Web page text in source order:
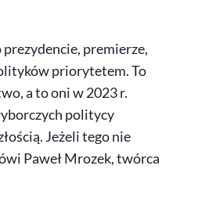
premierze,
priorytetem. To
a to oni w 2023 r.
politycy
Jeżeli tego nie
Paweł Mrozek, twórca